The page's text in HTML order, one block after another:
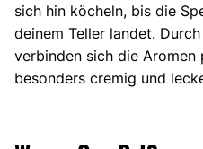
sich hin köcheln, bis die
deinem Teller landet.
verbinden sich die
besonders cremig und